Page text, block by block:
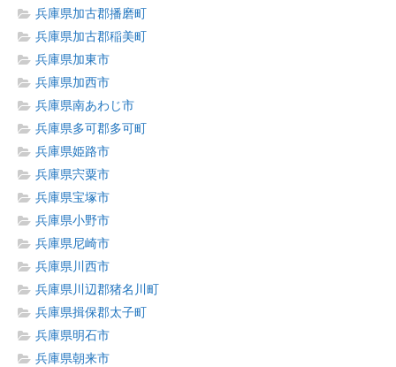
兵庫県加古郡播磨町
兵庫県加古郡稲美町
兵庫県加東市
兵庫県加西市
兵庫県南あわじ市
兵庫県多可郡多可町
兵庫県姫路市
兵庫県宍粟市
兵庫県宝塚市
兵庫県小野市
兵庫県尼崎市
兵庫県川西市
兵庫県川辺郡猪名川町
兵庫県揖保郡太子町
兵庫県明石市
兵庫県朝来市